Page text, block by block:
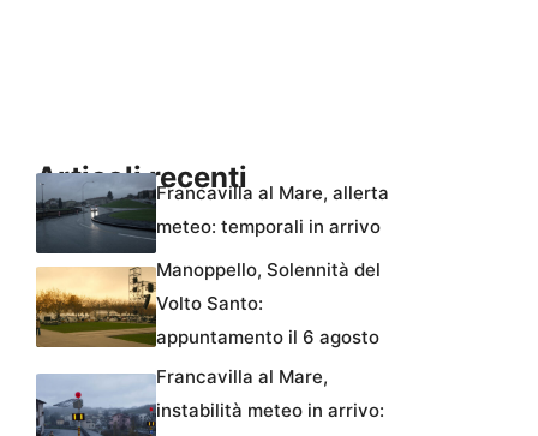
Articoli recentiFrancavilla al Mare, allerta
meteo: temporali in arrivo
Manoppello, Solennità del
Volto Santo:
appuntamento il 6 agosto
Francavilla al Mare,
instabilità meteo in arrivo: